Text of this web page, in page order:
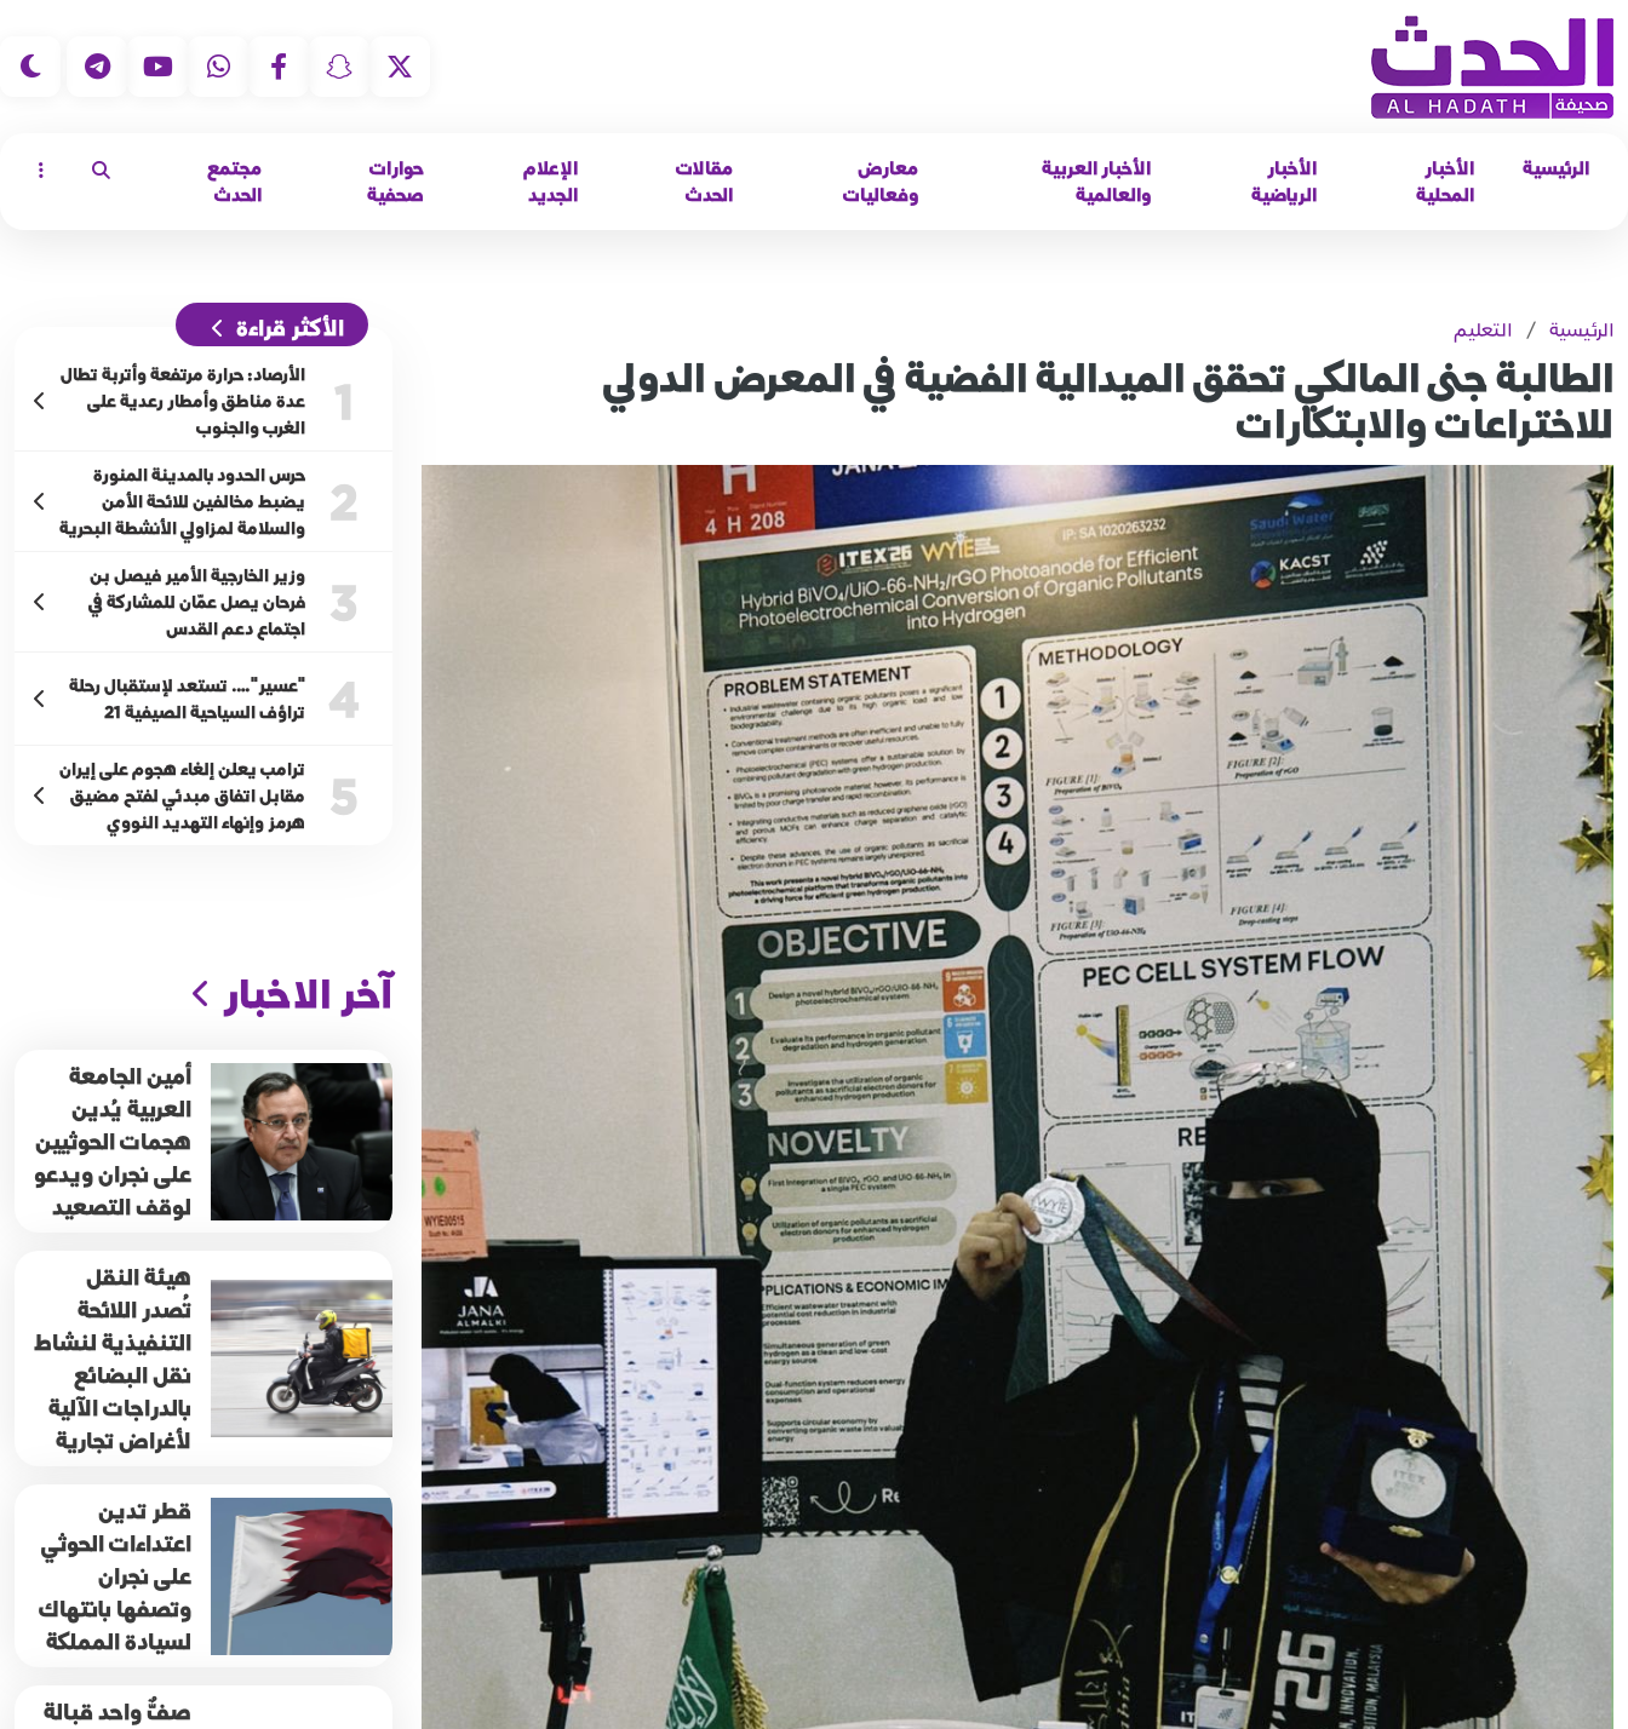
الرئيسية
الأخبار
المحلية
الأخبار
الرياضية
الأخبار العربية
والعالمية
معارض
وفعاليات
مقالات
الحدث
الإعلام
الجديد
حوارات
صحفية
مجتمع
الحدث
الرئيسية / التعليم
الطالبة جنى المالكي تحقق الميدالية الفضية في المعرض الدولي
للاختراعات والابتكارات
الأكثر قراءة
1
الأرصاد: حرارة مرتفعة وأتربة تطال
عدة مناطق وأمطار رعدية على
الغرب والجنوب
2
حرس الحدود بالمدينة المنورة
يضبط مخالفين للائحة الأمن
والسلامة لمزاولي الأنشطة البحرية
3
وزير الخارجية الأمير فيصل بن
فرحان يصل عمّان للمشاركة في
اجتماع دعم القدس
4
"عسير"…. تستعد لإستقبال رحلة
تراؤف السياحية الصيفية 21
5
ترامب يعلن إلغاء هجوم على إيران
مقابل اتفاق مبدئي لفتح مضيق
هرمز وإنهاء التهديد النووي
آخر الاخبار
أمين الجامعة
العربية يُدين
هجمات الحوثيين
على نجران ويدعو
لوقف التصعيد
هيئة النقل
تُصدر اللائحة
التنفيذية لنشاط
نقل البضائع
بالدراجات الآلية
لأغراض تجارية
قطر تدين
اعتداءات الحوثي
على نجران
وتصفها بانتهاك
لسيادة المملكة
صفٌّ واحد قبالة